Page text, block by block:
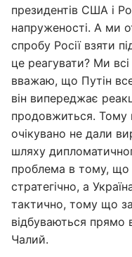
президентів США і
напруженості. А ми
спробу Росії взяти
це реагувати? Ми
вважаю, що Путін
він випереджає
продовжиться. Тому
очікувано не дали
шляху
проблема в тому,
стратегічно, а
тактично, тому що
відбуваються прямо
Чалий.